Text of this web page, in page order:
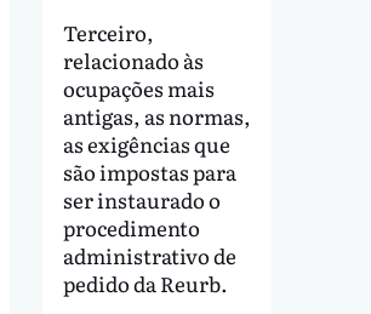
Terceiro,
relacionado às
ocupações mais
antigas, as normas,
as exigências que
são impostas para
ser instaurado o
procedimento
administrativo de
pedido da Reurb.